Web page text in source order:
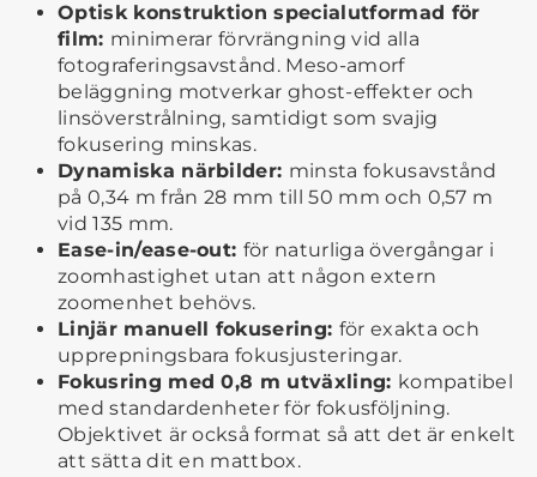
Optisk konstruktion specialutformad för
film: minimerar förvrängning vid alla
fotograferingsavstånd. Meso-amorf
beläggning motverkar ghost-effekter och
linsöverstrålning, samtidigt som svajig
fokusering minskas.
Dynamiska närbilder: minsta fokusavstånd
på 0,34 m från 28 mm till 50 mm och 0,57 m
vid 135 mm.
Ease-in/ease-out: för naturliga övergångar i
zoomhastighet utan att någon extern
zoomenhet behövs.
Linjär manuell fokusering: för exakta och
upprepningsbara fokusjusteringar.
Fokusring med 0,8 m utväxling: kompatibel
med standardenheter för fokusföljning.
Objektivet är också format så att det är enkelt
att sätta dit en mattbox.